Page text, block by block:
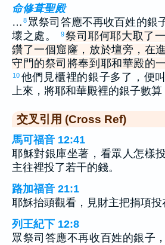
命修葺聖殿
… 8 眾祭司答應不再收百姓的銀
壞之處。
9祭司耶何耶大取了
鑽了一個窟窿，放於壇旁，在
守門的祭司將奉到耶和華殿的
10 他們見櫃裡的銀子多了，便
上來，將耶和華殿裡的銀子數
交叉引用 (Cross Ref)
馬可福音 12:41
耶穌對銀庫坐著，看眾人怎樣
主往裡投了若干的錢。
路加福音 21:1
耶穌抬頭觀看，見財主把捐項投
列王紀下 12:8
眾祭司答應不再收百姓的銀子